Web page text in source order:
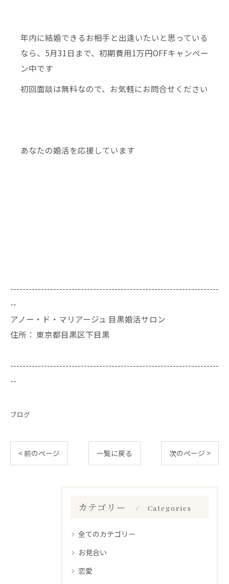
年内に結婚できるお相手と出逢いたいと思っている
なら、5月31日まで、初期費用1万円OFFキャンペー
ン中です
初回面談は無料なので、お気軽にお問合せください
あなたの婚活を応援しています
--------------------------------------------------------------------
--
アノー・ド・マリアージュ 目黒婚活サロン
住所： 東京都目黒区下目黒
--------------------------------------------------------------------
--
ブログ
< 前のページ 一覧に戻る 次のページ >
カテゴリー Categories
全てのカテゴリー
お見合い
恋愛